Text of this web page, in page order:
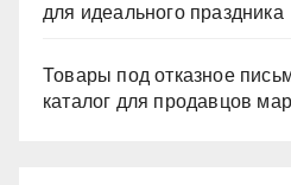
для идеального праздника
Товары под отказное
каталог для продавцов